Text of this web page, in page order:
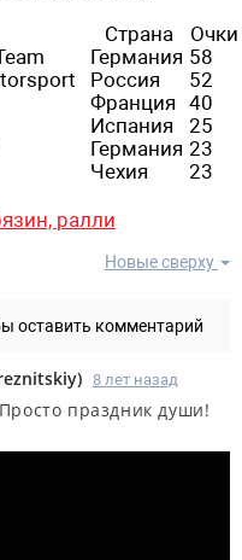
Страна
Очки
Германия 58
Россия
52
Франция 40
Испания
25
Германия 23
Чехия
23
ралли
Новые сверху
оставить комментарий
) 8 лет назад
праздник души!